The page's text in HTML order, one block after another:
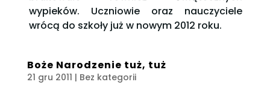
wypieków. Uczniowie oraz nauczyciele
wrócą do szkoły już w nowym 2012 roku.
Boże Narodzenie tuż, tuż
21 gru 2011 | Bez kategorii